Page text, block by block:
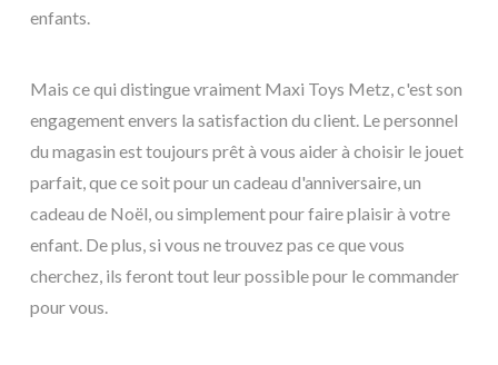
enfants.
Mais ce qui distingue vraiment Maxi Toys Metz, c'est son
engagement envers la satisfaction du client. Le personnel
du magasin est toujours prêt à vous aider à choisir le jouet
parfait, que ce soit pour un cadeau d'anniversaire, un
cadeau de Noël, ou simplement pour faire plaisir à votre
enfant. De plus, si vous ne trouvez pas ce que vous
cherchez, ils feront tout leur possible pour le commander
pour vous.